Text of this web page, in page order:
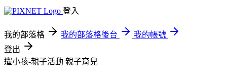
登入
我的部落格 我的部落格後台
我的帳號
登出
遛小孩-親子活動 親子育兒